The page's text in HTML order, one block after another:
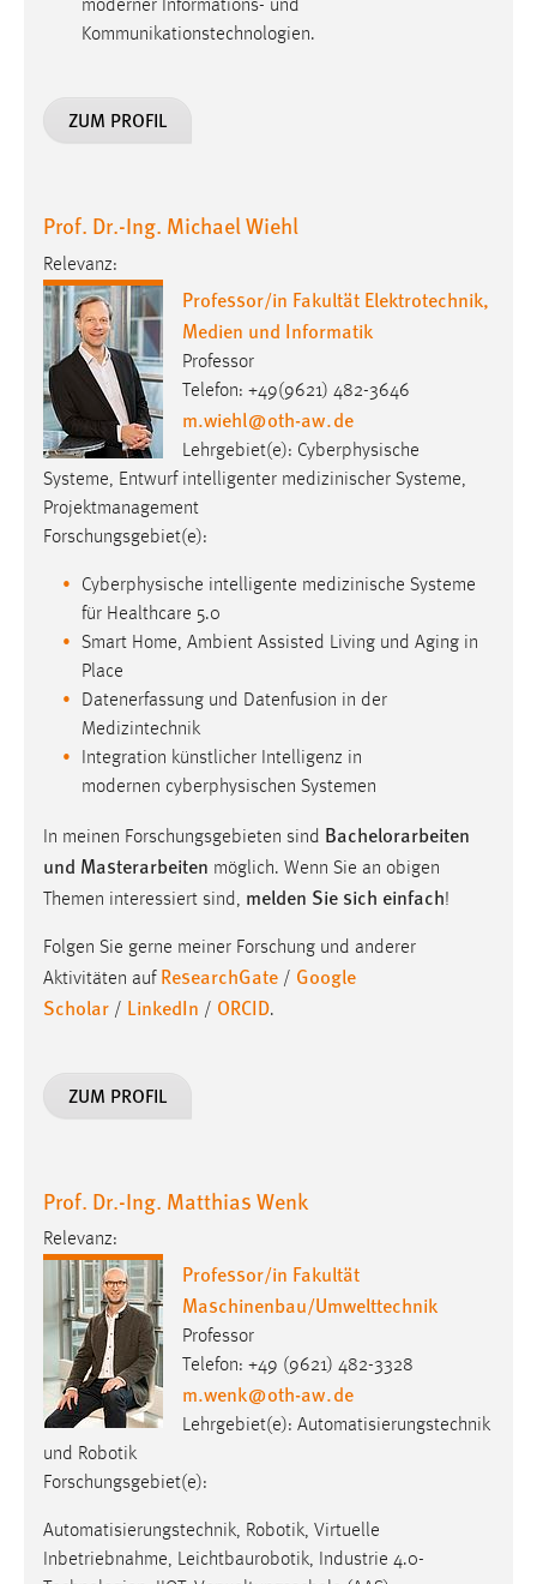
moderner Informations- und
Kommunikationstechnologien.
ZUM PROFIL
Prof. Dr.-Ing. Michael Wiehl
Relevanz:
Professor/in Fakultät Elektrotechnik,
Medien und Informatik
Professor
Telefon: +49(9621) 482-3646
m.wiehl@oth-aw.de
Lehrgebiet(e): Cyberphysische
Systeme, Entwurf intelligenter medizinischer Systeme,
Projektmanagement
Forschungsgebiet(e):
Cyberphysische intelligente medizinische Systeme
für Healthcare 5.0
Smart Home, Ambient Assisted Living und Aging in
Place
Datenerfassung und Datenfusion in der
Medizintechnik
Integration künstlicher Intelligenz in
modernen cyberphysischen Systemen
In meinen Forschungsgebieten sind Bachelorarbeiten
und Masterarbeiten möglich. Wenn Sie an obigen
Themen interessiert sind, melden Sie sich einfach!
Folgen Sie gerne meiner Forschung und anderer
Aktivitäten auf ResearchGate / Google
Scholar / LinkedIn / ORCID.
ZUM PROFIL
Prof. Dr.-Ing. Matthias Wenk
Relevanz:
Professor/in Fakultät
Maschinenbau/Umwelttechnik
Professor
Telefon: +49 (9621) 482-3328
m.wenk@oth-aw.de
Lehrgebiet(e): Automatisierungstechnik
und Robotik
Forschungsgebiet(e):
Automatisierungstechnik, Robotik, Virtuelle
Inbetriebnahme, Leichtbaurobotik, Industrie 4.0-
EXTERNE MEDIEN
Um Inhalte von Videoplattformen und Social Media
Vimeo